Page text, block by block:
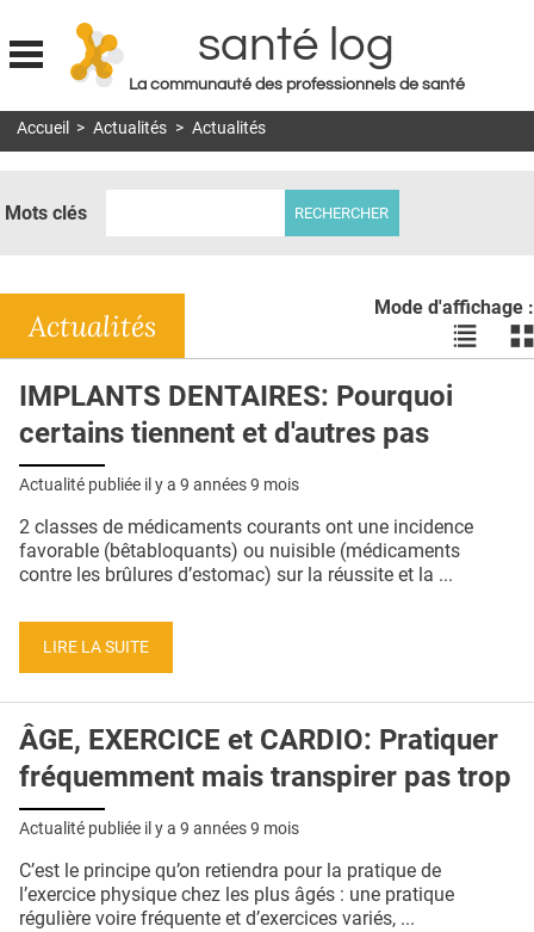
Jump to navigation
santé log
La communauté des professionnels de santé
MON COMPTE
DOSSIERS
RÉSEAUX
E-REVUE SAD
QUI SOMMES-NOUS ?
CONDITIONS GÉNÉRALES
CRÉDITS
Accueil > Actualités > Actualités
Mots clés
Mode d'affichage :
Voir
les
les
Actualités
IMPLANTS DENTAIRES: Pourquoi
certains tiennent et d'autres pas
Actualité publiée il y a 9 années 9 mois
2 classes de médicaments courants ont une incidence
favorable (bêtabloquants) ou nuisible (médicaments
contre les brûlures d’estomac) sur la réussite et la ...
LIRE LA SUITE
ÂGE, EXERCICE et CARDIO: Pratiquer
fréquemment mais transpirer pas trop
Actualité publiée il y a 9 années 9 mois
C’est le principe qu’on retiendra pour la pratique de
l’exercice physique chez les plus âgés : une pratique
régulière voire fréquente et d’exercices variés, ...